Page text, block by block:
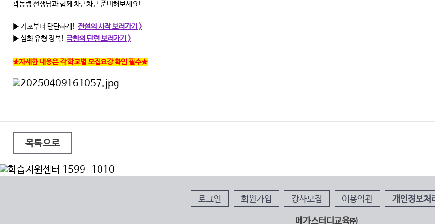
곽동령 선생님과 함께 차근차근 준비해보세요!
▶ 기초부터 탄탄하게! 전설의 시작 보러가기 >
▶ 심화 유형 정복! 극한의 단련 보러가기 >
★자세한 내용은 각 학교별 모집요강 확인 필수★
목록으로
로그인 회원가입 강사모집 이용약관 개인정보처
메가스터디교육㈜